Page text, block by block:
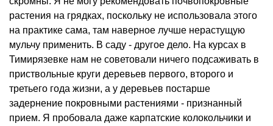
растения на грядках, поскольку не использовала этого
на практике сама, там наверное лучше нерастущую
мульчу применить. В саду - другое дело. На курсах в
Тимирязевке нам не советовали ничего подсаживать в
приствольные круги деревьев первого, второго и
третьего года жизни, а у деревьев постарше
задернение покровными растениями - признанный
прием. Я пробовала даже карпатские колокольчики и